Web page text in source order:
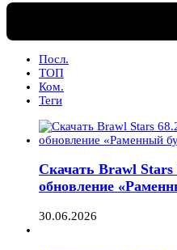
Посл.
ТОП
Ком.
Теги
Скачать Brawl
обновление
30.06.2026